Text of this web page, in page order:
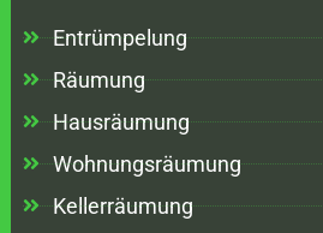
Entrümpelung
Räumung
Hausräumung
Wohnungsräumung
Kellerräumung